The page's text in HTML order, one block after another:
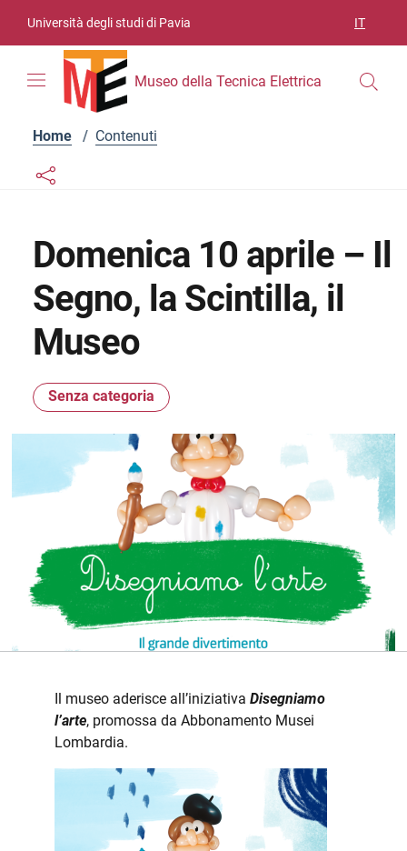
Università degli studi di Pavia IT
Museo della Tecnica Elettrica
Home / Contenuti
Links condivisione social
Bottone condivisione social
Domenica 10 aprile – Il
Segno, la Scintilla, il
Museo
Senza categoria
Il museo aderisce all’iniziativa Disegniamo
l’arte, promossa da Abbonamento Musei
Lombardia.